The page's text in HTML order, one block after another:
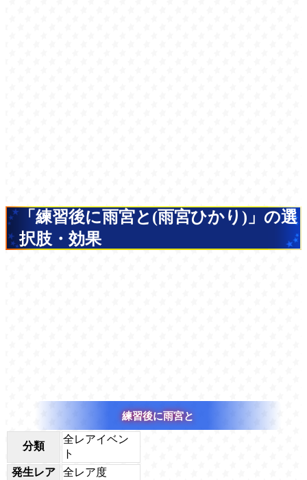
「練習後に雨宮と(雨宮ひかり)」の選
択肢・効果
練習後に雨宮と
分類
全レアイベン
ト
発生レア
全レア度